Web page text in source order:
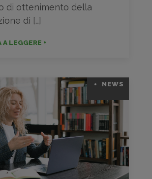
di ottenimento della
di […]
LEGGERE +
NEWS